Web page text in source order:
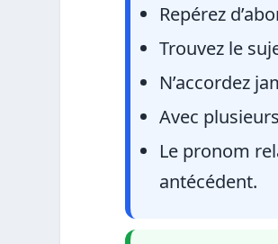
Repérez
Trouvez le
N’accordez
Avec
Le pronom
antécédent.